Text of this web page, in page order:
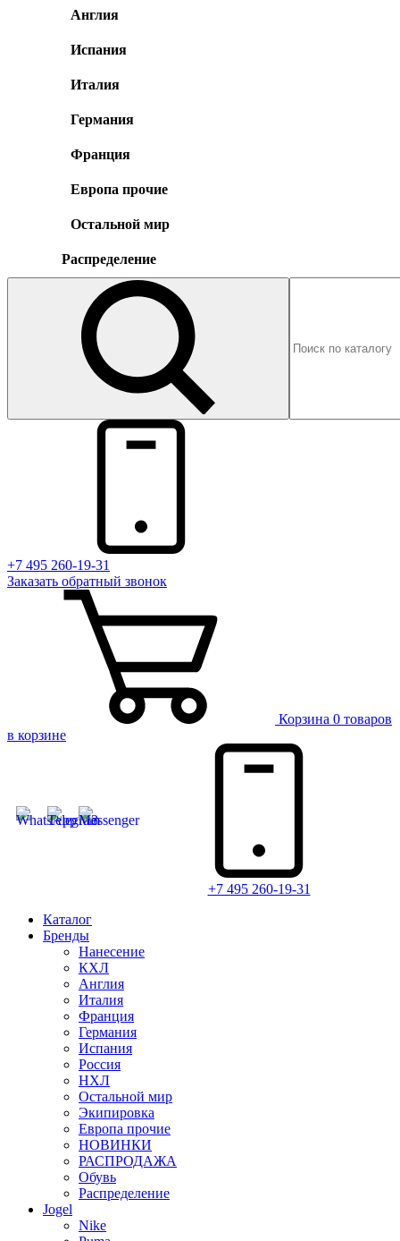
Англия
Испания
Италия
Германия
Франция
Европа прочие
Остальной мир
Распределение
+7 495 260-19-31
Заказать обратный звонок
Корзина 0 товаров
в корзине
+7 495 260-19-31
Каталог
Бренды
Нанесение
КХЛ
Англия
Италия
Франция
Германия
Испания
Россия
НХЛ
Остальной мир
Экипировка
Европа прочие
НОВИНКИ
РАСПРОДАЖА
Обувь
Распределение
Jogel
Nike